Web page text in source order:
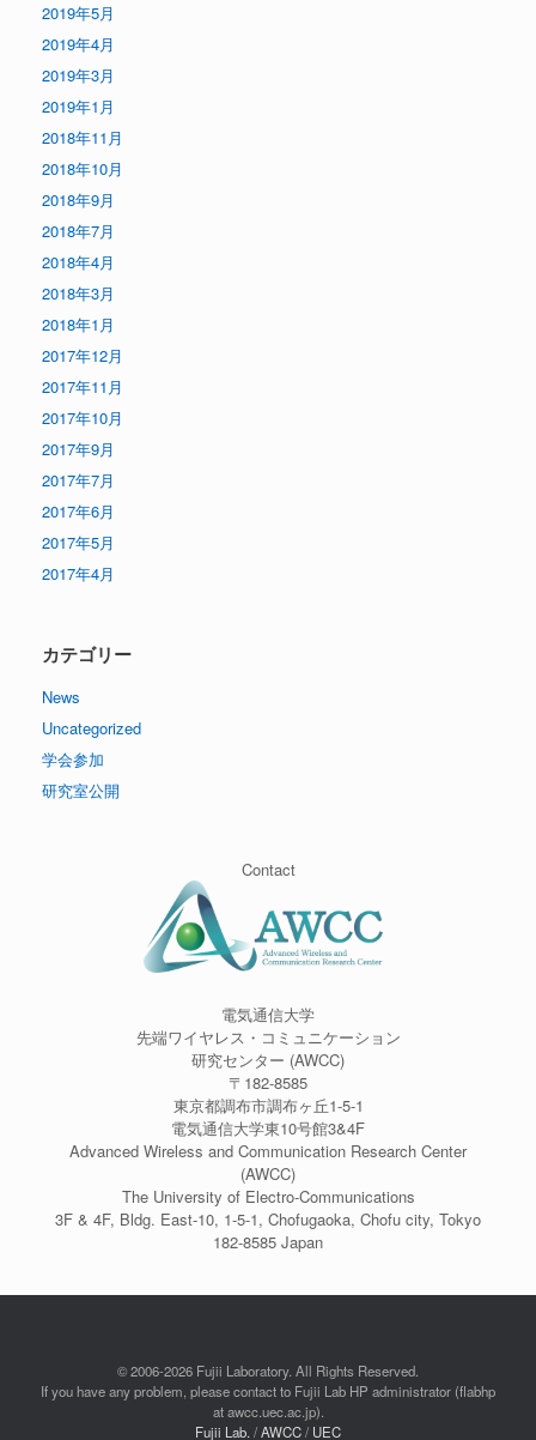
2019年5月
2019年4月
2019年3月
2019年1月
2018年11月
2018年10月
2018年9月
2018年7月
2018年4月
2018年3月
2018年1月
2017年12月
2017年11月
2017年10月
2017年9月
2017年7月
2017年6月
2017年5月
2017年4月
カテゴリー
News
Uncategorized
学会参加
研究室公開
Contact
電気通信大学
先端ワイヤレス・コミュニケーション
研究センター (AWCC)
〒182-8585
東京都調布市調布ヶ丘1-5-1
電気通信大学東10号館3&4F
Advanced Wireless and Communication Research Center
(AWCC)
The University of Electro-Communications
3F & 4F, Bldg. East-10, 1-5-1, Chofugaoka, Chofu city, Tokyo
182-8585 Japan
© 2006-2026 Fujii Laboratory. All Rights Reserved.
If you have any problem, please contact to Fujii Lab HP administrator (flabhp
at awcc.uec.ac.jp).
Fujii Lab. /AWCC/ UEC